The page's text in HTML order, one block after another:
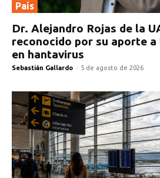
País
Dr. Alejandro Rojas de la
reconocido por su aporte
en hantavirus
Sebastián Gallardo - 5 de agosto de 2026